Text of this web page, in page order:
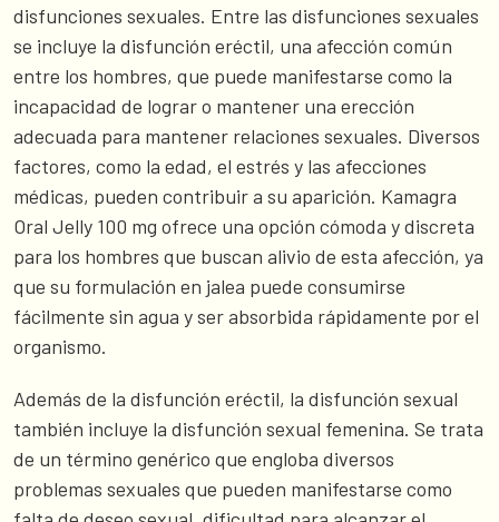
disfunciones sexuales. Entre las disfunciones sexuales
se incluye la disfunción eréctil, una afección común
entre los hombres, que puede manifestarse como la
incapacidad de lograr o mantener una erección
adecuada para mantener relaciones sexuales. Diversos
factores, como la edad, el estrés y las afecciones
médicas, pueden contribuir a su aparición. Kamagra
Oral Jelly 100 mg ofrece una opción cómoda y discreta
para los hombres que buscan alivio de esta afección, ya
que su formulación en jalea puede consumirse
fácilmente sin agua y ser absorbida rápidamente por el
organismo.
Además de la disfunción eréctil, la disfunción sexual
también incluye la disfunción sexual femenina. Se trata
de un término genérico que engloba diversos
problemas sexuales que pueden manifestarse como